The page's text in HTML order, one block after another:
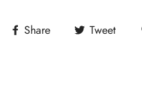
Share Tweet